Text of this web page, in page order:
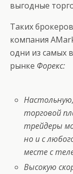
выгодные
Таких
компания
одни из самых
рынке Форекс:
торговой
трейдеры
но и с
месте с
Высокую